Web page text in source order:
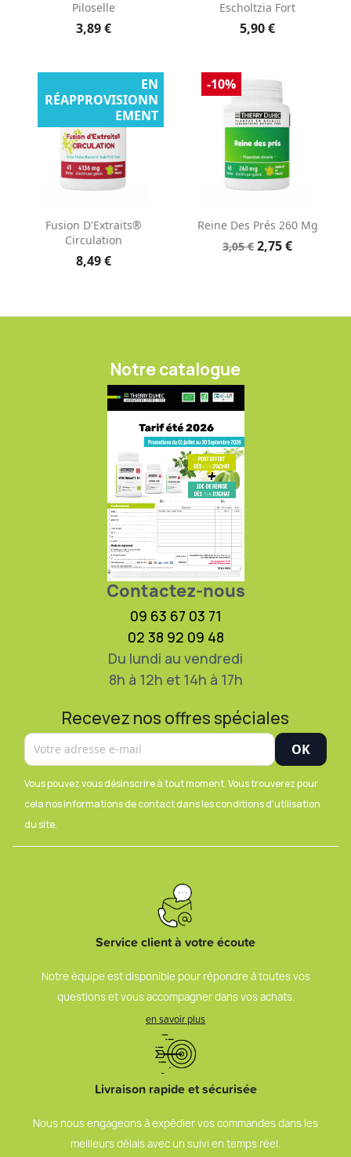
Piloselle
3,89 €
Escholtzia Fort
5,90 €
Fusion D'Extraits®
Circulation
8,49 €
EN
RÉAPPROVISIONN
EMENT
Reine Des Prés 260 Mg
3,05 € 2,75 €
-10%
Notre catalogue
Contactez-nous
09 63 67 03 71
02 38 92 09 48
Du lundi au vendredi
8h à 12h et 14h à 17h
Recevez nos offres spéciales
Vous pouvez vous désinscrire à tout moment. Vous trouverez pour
cela nos informations de contact dans les conditions d'utilisation
du site.
Service client à votre écoute
Notre équipe est disponible pour répondre à toutes vos
questions et vous accompagner dans vos achats.
en savoir plus
Livraison rapide et sécurisée
Nous nous engageons à expédier vos commandes dans les
meilleurs délais avec un suivi en temps réel.